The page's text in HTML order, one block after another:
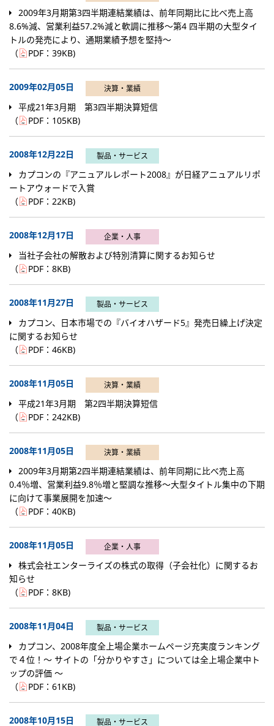
2009年3月期第3四半期連結業績は、前年同期比に比べ売上高
8.6%減、営業利益57.2%減と軟調に推移～第4 四半期の大型タイ
トルの発売により、通期業績予想を堅持～
（
PDF： 39KB)
2009年02月05日 決算・業績
平成21年3月期 第3四半期決算短信
（
PDF： 105KB)
2008年12月22日 製品・サービス
カプコンの『アニュアルレポート2008』が日経アニュアルリポ
ートアウォードで入賞
（
PDF： 22KB)
2008年12月17日 企業・人事
当社子会社の解散および特別清算に関するお知らせ
（
PDF： 8KB)
2008年11月27日 製品・サービス
カプコン、日本市場での『バイオハザード5』発売日繰上げ決定
に関するお知らせ
（
PDF： 46KB)
2008年11月05日 決算・業績
平成21年3月期 第2四半期決算短信
（
PDF： 242KB)
2008年11月05日 決算・業績
2009年3月期第2四半期連結業績は、前年同期に比べ売上高
0.4％増、営業利益9.8％増と堅調な推移～大型タイトル集中の下期
に向けて事業展開を加速～
（
PDF： 40KB)
2008年11月05日 企業・人事
株式会社エンターライズの株式の取得（子会社化）に関するお
知らせ
（
PDF： 8KB)
2008年11月04日 製品・サービス
カプコン、2008年度全上場企業ホームページ充実度ランキング
で４位！～ サイトの「分かりやすさ」については全上場企業中ト
ップの評価 ～
（
PDF： 61KB)
2008年10月15日 製品・サービス